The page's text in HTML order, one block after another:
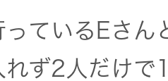
っているEさん
れず2人だけで